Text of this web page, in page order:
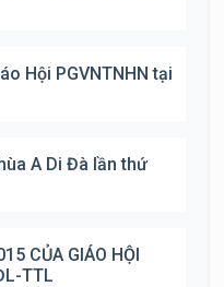
Hội PGVNTNHN tại
A Di Đà lần thứ
CỦA GIÁO HỘI
TTL